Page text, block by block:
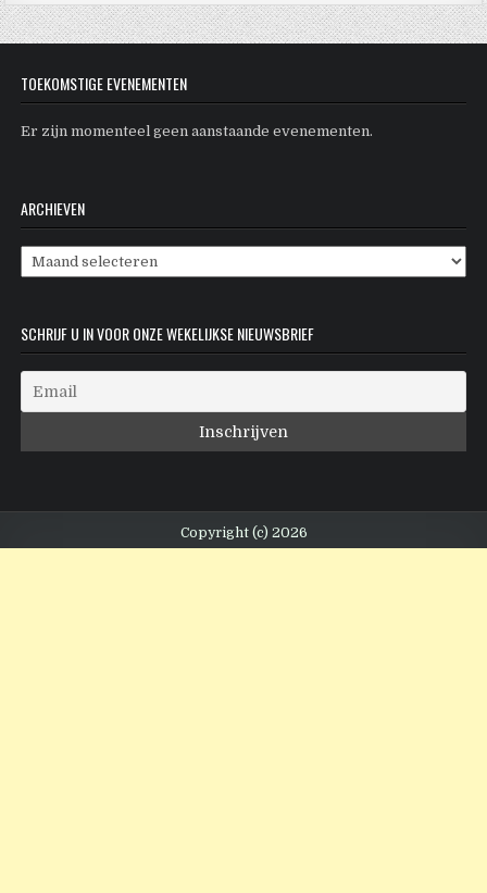
TOEKOMSTIGE EVENEMENTEN
Er zijn momenteel geen aanstaande evenementen.
ARCHIEVEN
Archieven
SCHRIJF U IN VOOR ONZE WEKELIJKSE NIEUWSBRIEF
Copyright (c) 2026